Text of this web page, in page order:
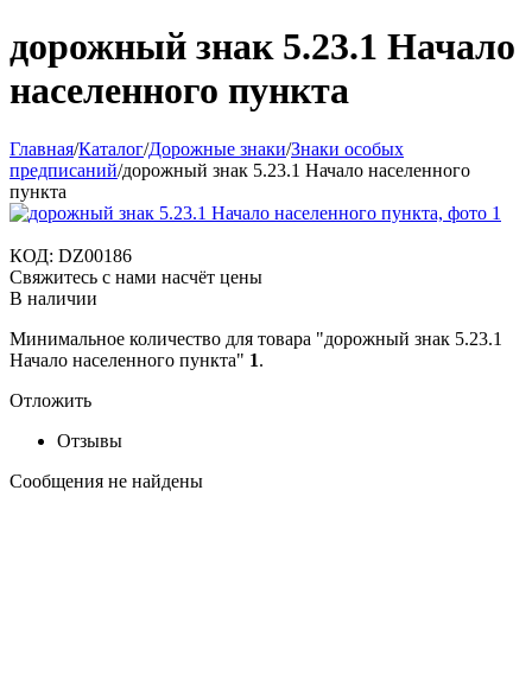
дорожный знак 5.23.1 Начало
населенного пункта
Главная/Каталог/Дорожные знаки/Знаки особых
предписаний/дорожный знак 5.23.1 Начало населенного
пункта
КОД: DZ00186
Свяжитесь с нами насчёт цены
В наличии
Минимальное количество для товара "дорожный знак 5.23.1
Начало населенного пункта" 1.
Отложить
Отзывы
Сообщения не найдены